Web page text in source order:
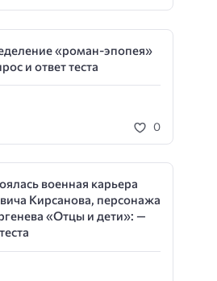
«роман-эпопея»
и ответ теста
0
военная карьера
Кирсанова, персонажа
«Отцы и дети»: —